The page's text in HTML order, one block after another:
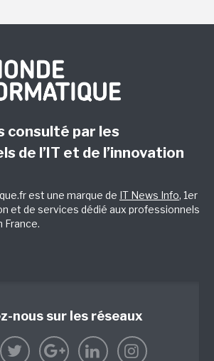
consulté par les
de l’IT et de l’innovation
est une marque de IT News Info, 1er
et de services dédié aux professionnels
France.
nous sur les réseaux